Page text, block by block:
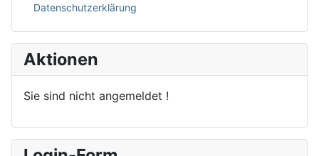
Datenschutzerklärung
Aktionen
Sie sind nicht angemeldet !